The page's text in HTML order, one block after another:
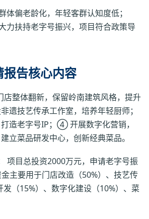
体偏老龄化，年轻客群认知度低；
力扶持老字号振兴，项目符合政策导
告核心内容
整体翻新，保留岭南建筑风格，提升
技艺传承工作室，培养年轻厨师；
造老字号IP；④ 开展数字化营销，
菜品研发中心，创新经典菜品。
项目总投资2000万元，申请老字号振
主要用于门店改造（50%）、技艺传
（15%）、数字化建设（10%）、菜